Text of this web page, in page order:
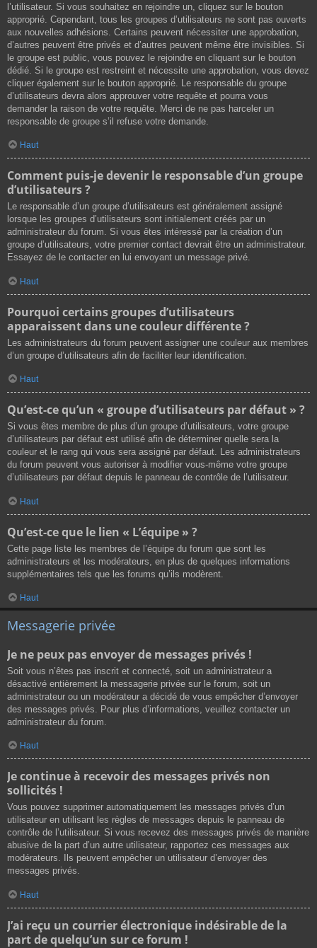
l’utilisateur. Si vous souhaitez en rejoindre un, cliquez sur le bouton
approprié. Cependant, tous les groupes d’utilisateurs ne sont pas ouverts
aux nouvelles adhésions. Certains peuvent nécessiter une approbation,
d’autres peuvent être privés et d’autres peuvent même être invisibles. Si
le groupe est public, vous pouvez le rejoindre en cliquant sur le bouton
dédié. Si le groupe est restreint et nécessite une approbation, vous devez
cliquer également sur le bouton approprié. Le responsable du groupe
d’utilisateurs devra alors approuver votre requête et pourra vous
demander la raison de votre requête. Merci de ne pas harceler un
responsable de groupe s’il refuse votre demande.
Haut
Comment puis-je devenir le responsable d’un groupe
d’utilisateurs ?
Le responsable d’un groupe d’utilisateurs est généralement assigné
lorsque les groupes d’utilisateurs sont initialement créés par un
administrateur du forum. Si vous êtes intéressé par la création d’un
groupe d’utilisateurs, votre premier contact devrait être un administrateur.
Essayez de le contacter en lui envoyant un message privé.
Haut
Pourquoi certains groupes d’utilisateurs
apparaissent dans une couleur différente ?
Les administrateurs du forum peuvent assigner une couleur aux membres
d’un groupe d’utilisateurs afin de faciliter leur identification.
Haut
Qu’est-ce qu’un « groupe d’utilisateurs par défaut » ?
Si vous êtes membre de plus d’un groupe d’utilisateurs, votre groupe
d’utilisateurs par défaut est utilisé afin de déterminer quelle sera la
couleur et le rang qui vous sera assigné par défaut. Les administrateurs
du forum peuvent vous autoriser à modifier vous-même votre groupe
d’utilisateurs par défaut depuis le panneau de contrôle de l’utilisateur.
Haut
Qu’est-ce que le lien « L’équipe » ?
Cette page liste les membres de l’équipe du forum que sont les
administrateurs et les modérateurs, en plus de quelques informations
supplémentaires tels que les forums qu’ils modèrent.
Haut
Messagerie privée
Je ne peux pas envoyer de messages privés !
Soit vous n’êtes pas inscrit et connecté, soit un administrateur a
désactivé entièrement la messagerie privée sur le forum, soit un
administrateur ou un modérateur a décidé de vous empêcher d’envoyer
des messages privés. Pour plus d’informations, veuillez contacter un
administrateur du forum.
Haut
Je continue à recevoir des messages privés non
sollicités !
Vous pouvez supprimer automatiquement les messages privés d’un
utilisateur en utilisant les règles de messages depuis le panneau de
contrôle de l’utilisateur. Si vous recevez des messages privés de manière
abusive de la part d’un autre utilisateur, rapportez ces messages aux
modérateurs. Ils peuvent empêcher un utilisateur d’envoyer des
messages privés.
Haut
J’ai reçu un courrier électronique indésirable de la
part de quelqu’un sur ce forum !